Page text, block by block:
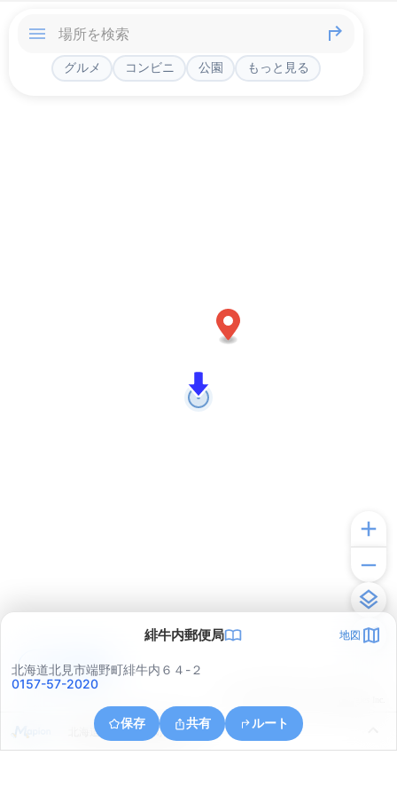
グルメ コンビニ 公園 もっと見る
緋牛内郵便局 地図
北海道北見市端野町緋牛内６４-２
0157-57-2020
保存 共有 ルート
北海道北見市端野町緋牛内
アプリで見る